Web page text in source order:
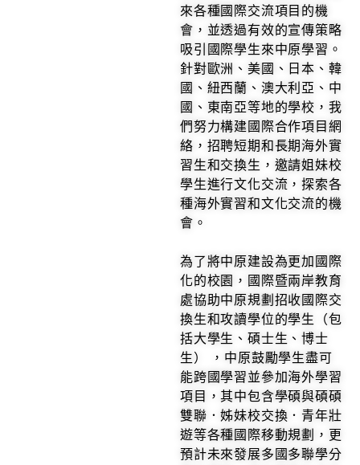
來各種國際交流項目的機
會，並透過有效的宣傳策略
吸引國際學生來中原學習。
針對歐洲、美國、日本、韓
國、紐西蘭、澳大利亞、中
國、東南亞等地的學校，我
們努力構建國際合作項目網
絡，招聘短期和長期海外實
習生和交換生，邀請姐妹校
學生進行文化交流，探索各
種海外實習和文化交流的機
會。
為了將中原建設為更加國際
化的校園，國際暨兩岸教育
處協助中原規劃招收國際交
換生和攻讀學位的學生（包
括大學生、碩士生、博士
生） ，中原鼓勵學生盡可
能跨國學習並參加海外學習
項目，其中包含學碩與碩碩
雙聯．姊妹校交換．青年壯
遊等各種國際移動規劃，更
預計未來發展多國多聯學分